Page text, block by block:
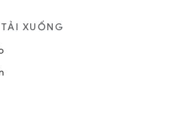
XUỐNG